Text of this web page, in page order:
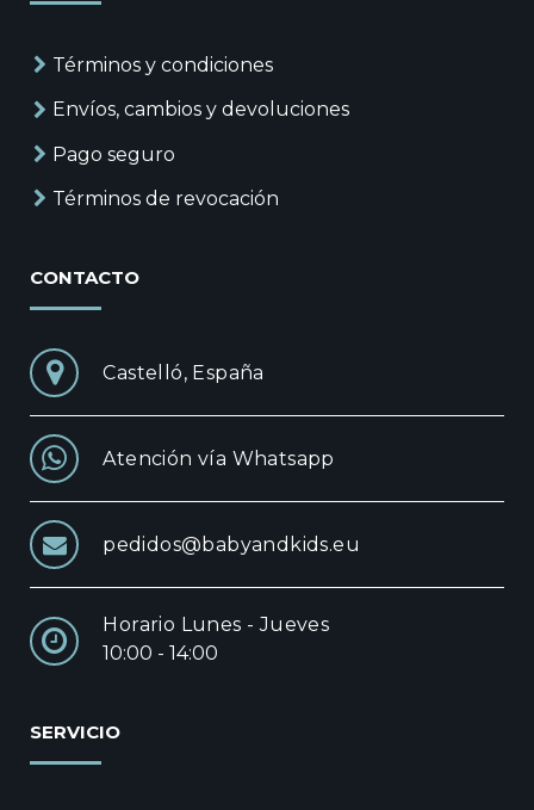
Términos y condiciones
Envíos, cambios y devoluciones
Pago seguro
Términos de revocación
CONTACTO
Castelló, España
Atención vía Whatsapp
pedidos@babyandkids.eu
Horario Lunes - Jueves
10:00 - 14:00
SERVICIO